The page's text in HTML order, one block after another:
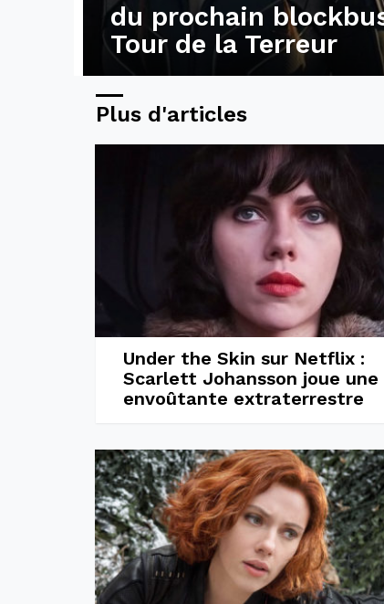
du prochain
Tour de la Terreur
Plus d'articles
Under the Skin sur Netflix :
Scarlett Johansson joue une
envoûtante extraterrestre